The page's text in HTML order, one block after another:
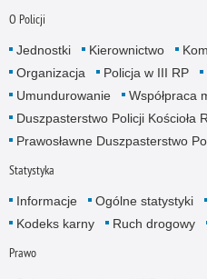
O Policji
Jednostki Kierownictwo
Organizacja
Policja w III RP
Umundurowanie
Współpraca
Duszpasterstwo Policji Kościoła
Prawosławne Duszpasterstwo
Statystyka
Informacje Ogólne statystyki
Kodeks karny
Ruch drogowy
Prawo